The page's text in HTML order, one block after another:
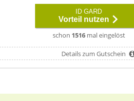
ID GARD
Vorteil nutzen
schon 1516mal eingelöst
Details zum Gutschein